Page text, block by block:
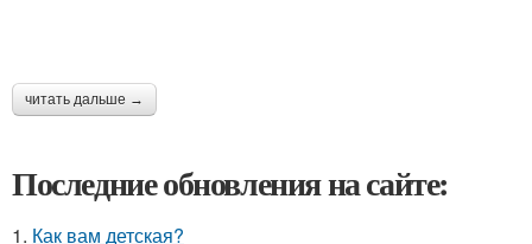
читать дальше →
Последние обновления на сайте:
1. Как вам детская?